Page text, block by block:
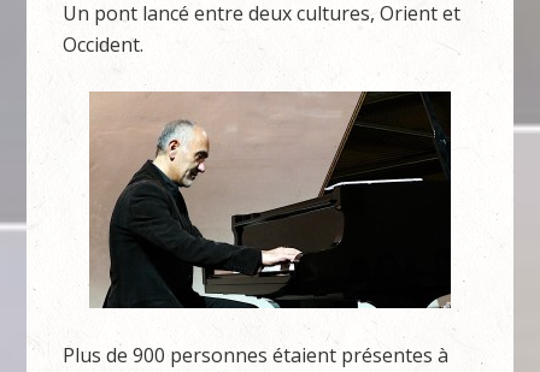
Un pont lancé entre deux cultures, Orient et
Occident.
Plus de 900 personnes étaient présentes à